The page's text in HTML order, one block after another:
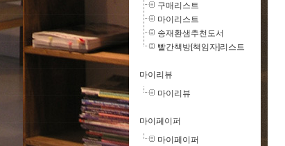
구매리스트
마이리스트
송재환샘추천도서
빨간책방[책임자]리스트
마이리뷰
마이리뷰
마이페이퍼
마이페이퍼